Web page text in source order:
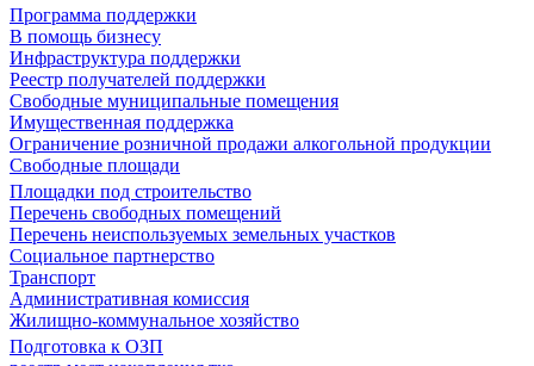
Программа поддержки
В помощь бизнесу
Инфраструктура поддержки
Реестр получателей поддержки
Свободные муниципальные помещения
Имущественная поддержка
Ограничение розничной продажи алкогольной продукции
Свободные площади
Площадки под строительство
Перечень свободных помещений
Перечень неиспользуемых земельных участков
Социальное партнерство
Транспорт
Административная комиссия
Жилищно-коммунальное хозяйство
Подготовка к ОЗП